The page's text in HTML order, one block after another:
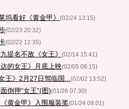
坞看好《黄金甲》 (02/24 13:15)
(02/23 20:32)
(02/22 12:35)
提名不敌《女王》 (02/14 15:41)
的女王》月底上映(02/05 08:15)
王》2月27日驾临国... (02/02 13:52)
倒押“女王”(图)(01/26 07:30)
黄金甲》入围服装奖(01/24 09:01)